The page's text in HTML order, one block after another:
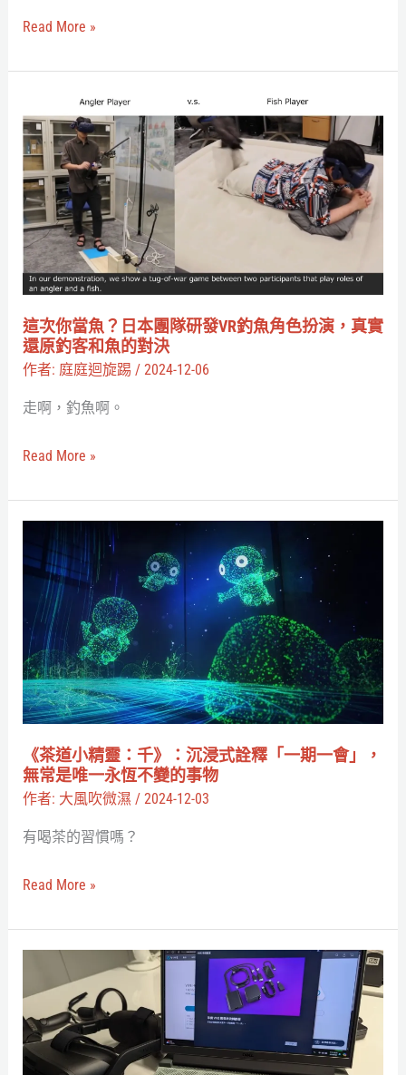
身
蹤
讓
你
用
腳
打
怪
Read More »
這次你當魚？日本團隊研發VR釣魚角色扮演，真實
還原釣客和魚的對決
作者: 庭庭迴旋踢 / 2024-12-06
走啊，釣魚啊。
次
你
當
魚？
日
本
團
隊
研
發
釣
色
扮
演，
真
還
原
釣
客
魚
的
決
Read More »
《茶道小精靈：千》：沉浸式詮釋「一期一會」，
無常是唯一永恆不變的事物
作者: 大風吹微濕 / 2024-12-03
有喝茶的習慣嗎？
道
靈：
千》：
沉
浸
式
詮
釋
期
無
常
一
永
Read More »
知
道